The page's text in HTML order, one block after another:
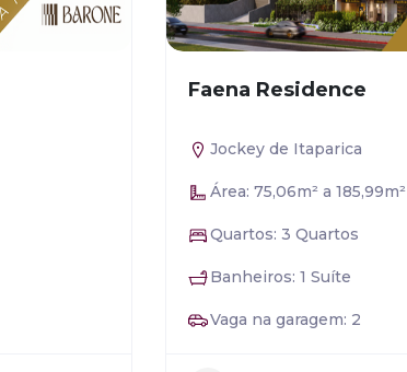
Faena Residence
Jockey de Itaparica
Área: 75,06m² a 185,99m²
Quartos: 3 Quartos
Banheiros: 1 Suíte
Vaga na garagem: 2